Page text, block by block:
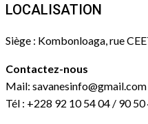
LOCALISATION
Siège : Kombonloaga, rue
Contactez-nous
Mail: savanesinfo@gmail.com
Tél : +228 92 10 54 04 / 90 50